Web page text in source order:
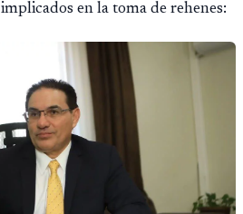
implicados en la toma de rehenes: